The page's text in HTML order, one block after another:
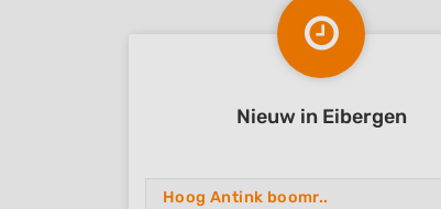
Nieuw in Eibergen
Hoog Antink boomr..